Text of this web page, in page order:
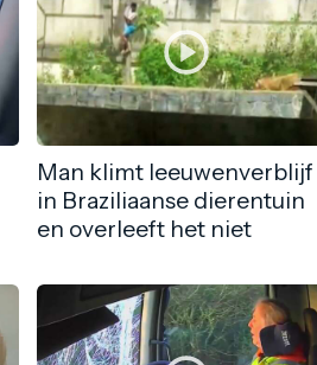
Man klimt leeuwenverblijf
in Braziliaanse dierentuin
en overleeft het niet